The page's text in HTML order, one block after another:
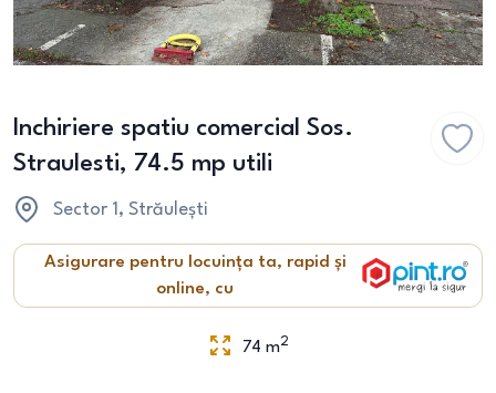
Inchiriere spatiu comercial Sos.
Straulesti, 74.5 mp utili
Sector 1 , Străulești
Asigurare pentru locuința ta, rapid și
online, cu
74 m2